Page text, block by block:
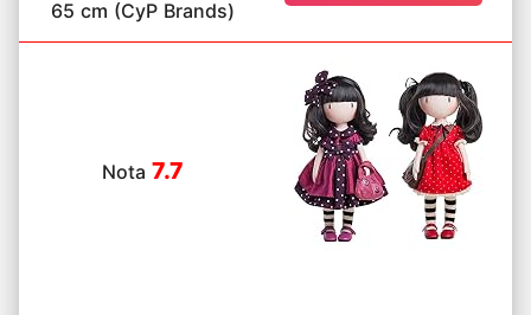
65 cm (CyP Brands)
Nota 7.7